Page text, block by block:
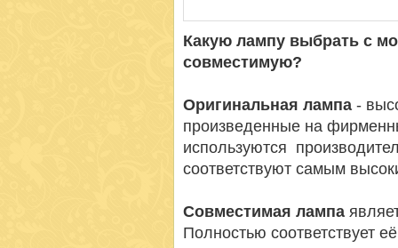
Какую лампу выбрать с
совместимую?
Оригинальная лампа -
произведенные на
используются
соответствуют самым
Совместимая лампа
Полностью соответствует